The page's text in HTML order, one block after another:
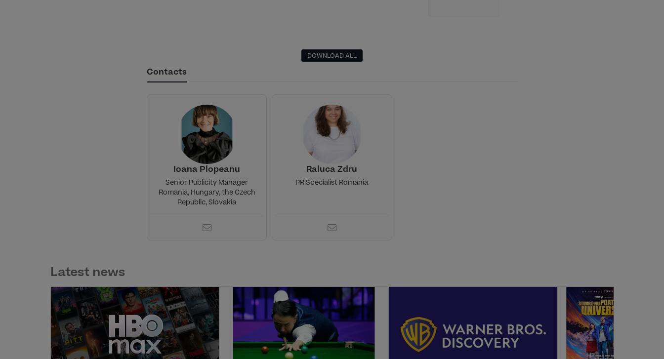
DOWNLOAD ALL
Contacts
Ioana Plopeanu
Senior Publicity Manager
Romania, Hungary, the Czech
Republic, Slovakia
Raluca Zdru
PR Specialist Romania
Latest news